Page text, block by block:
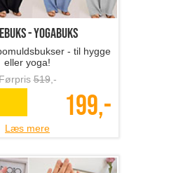
- yogabuks
- til hygge
eller yoga!
Førpris519,-
199,-
Læs mere